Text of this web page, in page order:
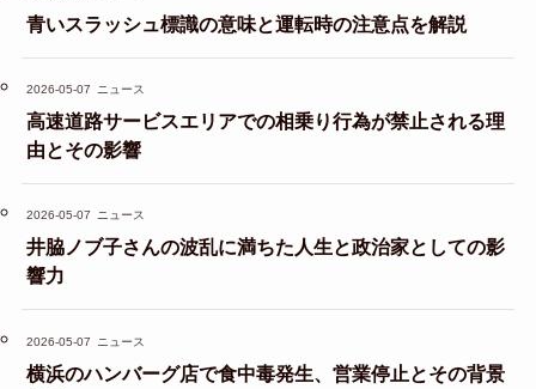
青いスラッシュ標識の意味と運転時の注意点を解説
2026-05-07 ニュース
高速道路サービスエリアでの相乗り行為が禁止される理
由とその影響
2026-05-07 ニュース
井脇ノブ子さんの波乱に満ちた人生と政治家としての影
響力
2026-05-07 ニュース
横浜のハンバーグ店で食中毒発生、営業停止とその背景